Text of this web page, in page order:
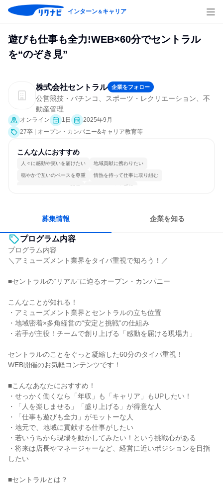
インターン＆キャリア
遊びも仕事も全力!WEB×60分でセントラル
を“のぞき見”
株式会社セントラル 企業をフォロー
公営競技・パチンコ、スポーツ・レクリエーション、不
動産管理
オンライン 1日
2025年9月
27卒 | オープン・カンパニー&キャリア教育等
こんな人におすすめ
人々に感動や笑いを届けたい 地域貢献に携わりたい
穏やかで互いのペースを尊重 情熱を持って仕事に取り組む
コミュニケーションが活発 チームワークを重視
募集情報 企業を知る
プログラム内容
プログラム内容
＼アミューズメント業界をタイパ重視で知ろう！／
■セントラルの“リアル”に迫るオープン・カンパニー
こんなことが知れる！
・アミューズメント業界とセントラルの立ち位置
・地域密着×多角経営の“安定と挑戦”の仕組み
・若手が主役！チームで創り上げる「感動を届ける現場力」
セントラルのことをぐっと凝縮した60分のタイパ重視！
WEB開催のお気軽コンテンツです！
■こんなあなたにおすすめ！
・せっかく働くなら「年収」も「キャリア」もUPしたい！
・「人を楽しませる」「盛り上げる」が得意な人
・「仕事も遊びも全力」がモットーな人
・地元で、地域に貢献する仕事がしたい
・若いうちから現場を動かしてみたい！という挑戦心がある
・将来は店長やマネージャーなど、経営に近いポジションを目指
したい
■セントラルとは？